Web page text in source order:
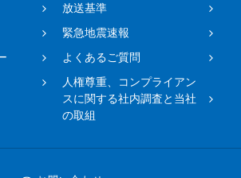
放送基準
緊急地震速報
よくあるご質問
人権尊重、コンプライアン
スに関する社内調査と当社
の取組